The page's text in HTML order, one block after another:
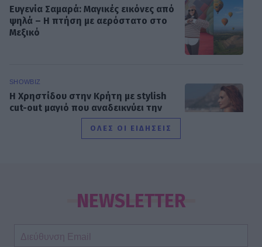
Ευγενία Σαμαρά: Μαγικές εικόνες από
ψηλά – Η πτήση με αερόστατο στο
Μεξικό
SHOWBIZ
Η Χρηστίδου στην Κρήτη με stylish
cut-out μαγιό που αναδεικνύει την
κομψή & μαυρισμένη σιλουέτα της
εφαρμοστό σικ φόρεμα και wet look
- Μαγνήτισε όλα τα βλέμματα
ΟΛΕΣ ΟΙ ΕΙΔΗΣΕΙΣ
NEWSLETTER